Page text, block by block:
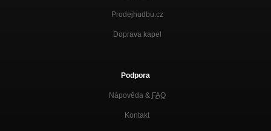
Prodejhudbu.cz
Doprava kapel
Podpora
Nápověda & FAQ
Kontakt